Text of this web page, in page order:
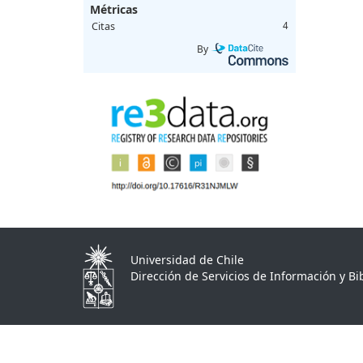
Métricas
Citas 4
By
Universidad de Chile
Dirección de Servicios de Información y